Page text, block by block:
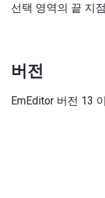
선택 영역의 끝 지
버전
EmEditor 버전 13